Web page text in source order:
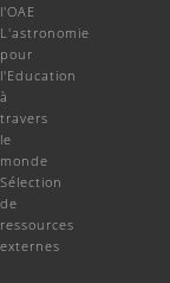
l'OAE
L'astronomie
pour
l'Education
à
travers
le
monde
Sélection
de
ressources
externes